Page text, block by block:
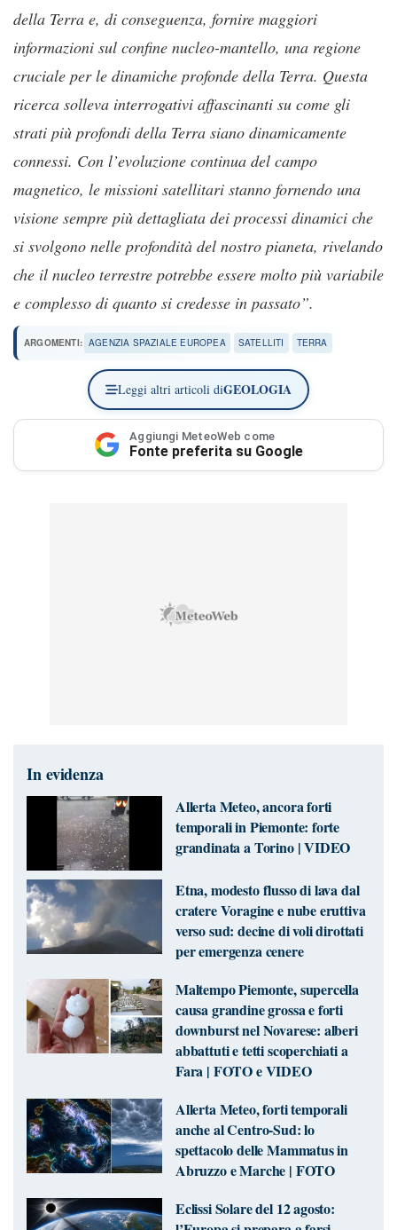
della Terra e, di conseguenza, fornire maggiori
informazioni sul confine nucleo-mantello, una regione
cruciale per le dinamiche profonde della Terra. Questa
ricerca solleva interrogativi affascinanti su come gli
strati più profondi della Terra siano dinamicamente
connessi. Con l’evoluzione continua del campo
magnetico, le missioni satellitari stanno fornendo una
visione sempre più dettagliata dei processi dinamici che
si svolgono nelle profondità del nostro pianeta, rivelando
che il nucleo terrestre potrebbe essere molto più variabile
e complesso di quanto si credesse in passato”.
ARGOMENTI: AGENZIA SPAZIALE EUROPEA SATELLITI TERRA
Leggi altri articoli diGEOLOGIA
Aggiungi MeteoWeb come
Fonte preferita su Google
In evidenza
Allerta Meteo, ancora forti
temporali in Piemonte: forte
grandinata a Torino | VIDEO
Etna, modesto flusso di lava dal
cratere Voragine e nube eruttiva
verso sud: decine di voli dirottati
per emergenza cenere
Maltempo Piemonte, supercella
causa grandine grossa e forti
downburst nel Novarese: alberi
abbattuti e tetti scoperchiati a
Fara | FOTO e VIDEO
Allerta Meteo, forti temporali
anche al Centro-Sud: lo
spettacolo delle Mammatus in
Abruzzo e Marche | FOTO
Eclissi Solare del 12 agosto: